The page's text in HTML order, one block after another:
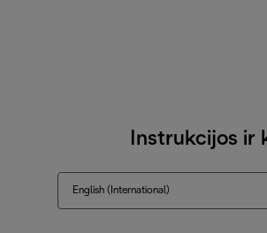
Instrukcijos ir
English (International)